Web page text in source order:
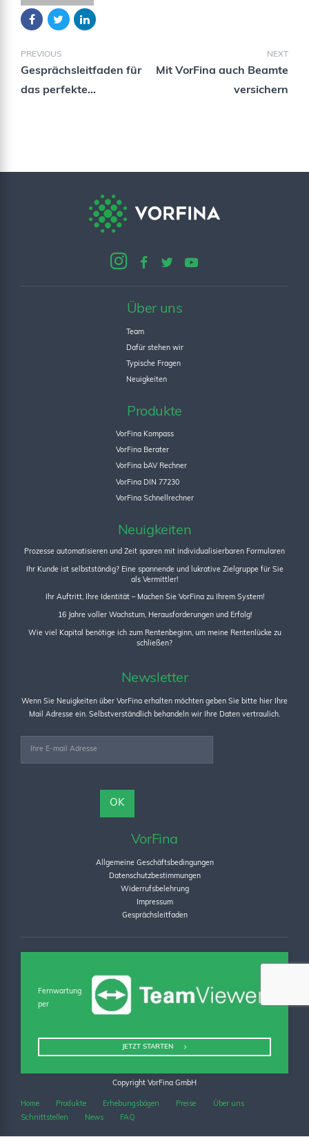
PREVIOUS
Gesprächsleitfaden für
das perfekte
NEXT
Mit VorFina auch Beamte
versichern
Über uns
Team
Dafür stehen wir
Typische Fragen
Neuigkeiten
Produkte
VorFina Kompass
VorFina Berater
VorFina bAV Rechner
VorFina DIN 77230
VorFina Schnellrechner
Neuigkeiten
Prozesse automatisieren und Zeit sparen mit individualisierbaren Formularen
Ihr Kunde ist selbstständig? Eine spannende und lukrative Zielgruppe für Sie
als Vermittler!
Ihr Auftritt, Ihre Identität – Machen Sie VorFina zu Ihrem System!
16 Jahre voller Wachstum, Herausforderungen und Erfolg!
Wie viel Kapital benötige ich zum Rentenbeginn, um meine Rentenlücke zu
schließen?
Newsletter
Wenn Sie Neuigkeiten über VorFina erhalten möchten geben Sie bitte hier Ihre
Mail Adresse ein. Selbstverständlich behandeln wir Ihre Daten vertraulich.
VorFina
Allgemeine Geschäftsbedingungen
Datenschutzbestimmungen
Widerrufsbelehrung
Impressum
Gesprächsleitfaden
Fernwartung
per
JETZT STARTEN
Copyright VorFina GmbH
Home Produkte Erhebungsbögen Preise
Über uns
Schnittstellen
News FAQ